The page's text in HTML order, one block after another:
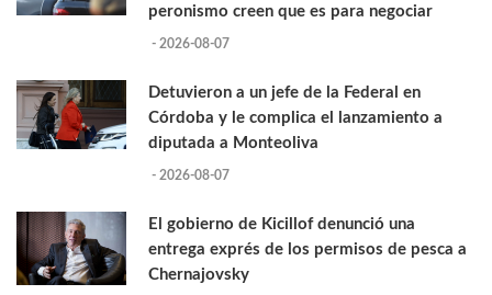
peronismo creen que es para negociar
- 2026-08-07
Detuvieron a un jefe de la Federal en
Córdoba y le complica el lanzamiento a
diputada a Monteoliva
- 2026-08-07
El gobierno de Kicillof denunció una
entrega exprés de los permisos de pesca a
Chernajovsky